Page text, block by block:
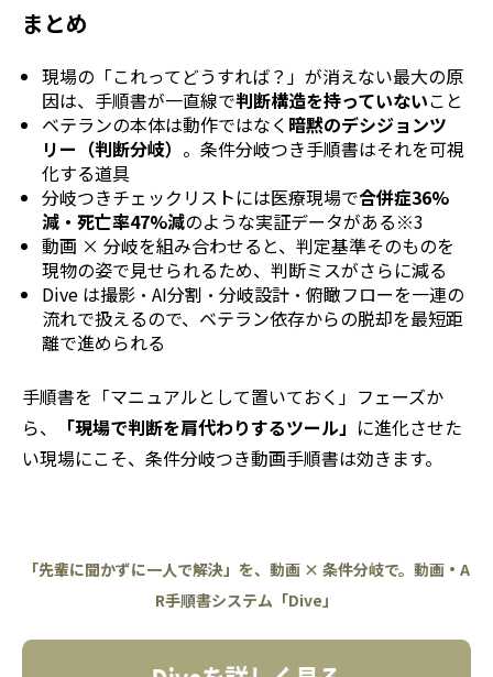
まとめ
現場の「これってどうすれば？」が消えない最大の原
因は、手順書が一直線で判断構造を持っていないこと
ベテランの本体は動作ではなく 暗黙のデシジョンツ
リー（判断分岐） 。条件分岐つき手順書はそれを可視
化する道具
分岐つきチェックリストには医療現場で合併症36%
減・死亡率47%減のような実証データがある※3
動画 × 分岐を組み合わせると、判定基準そのものを
現物の姿で見せられるため、判断ミスがさらに減る
Dive は撮影・AI分割・分岐設計・俯瞰フローを一連の
流れで扱えるので、ベテラン依存からの脱却を最短距
離で進められる
手順書を「マニュアルとして置いておく」フェーズか
ら、
「現場で判断を肩代わりするツール」 に進化させた
い現場にこそ、条件分岐つき動画手順書は効きます。
「先輩に聞かずに一人で解決」を、動画 × 条件分岐で。動画・A
R手順書システム「Dive」